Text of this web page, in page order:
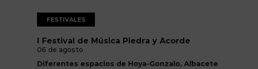
FESTIVALES
I Festival de Música Piedra y Acorde
06 de agosto
Diferentes espacios de Hoya-Gonzalo, Albacete